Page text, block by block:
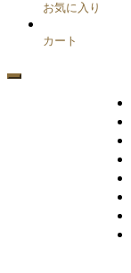
お気に入り
カート